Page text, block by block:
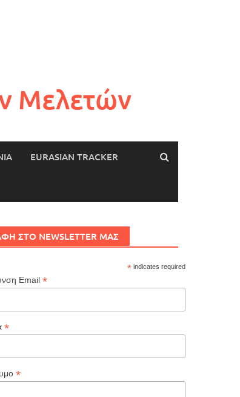
Μελετών
EURASIAN TRACKER
ΣΤΟ NEWSLETTER ΜΑΣ
* indicates required
Email *
*
*